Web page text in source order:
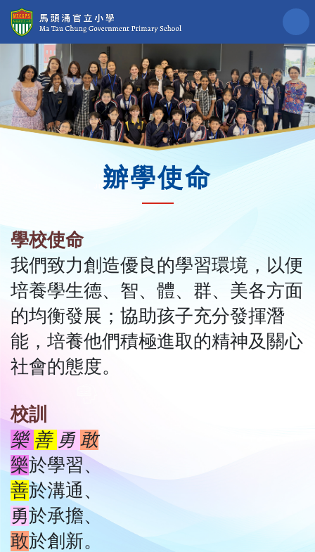
辧學使命
學校使命
我們致力創造優良的學習環境，以便
培養學生德、智、體、群、美各方面
的均衡發展；協助孩子充分發揮潛
能，培養他們積極進取的精神及關心
社會的態度。
校訓
樂 善 勇 敢
樂於學習、
善於溝通、
勇於承擔、
敢於創新。